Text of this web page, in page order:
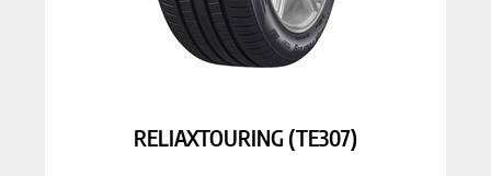
RELIAXTOURING (TE307)